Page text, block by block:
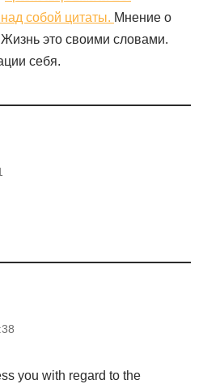
собой цитаты. Мнение о
это своими словами.
себя.
you with regard to the